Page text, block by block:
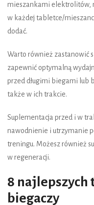
mieszankami elektrolitów,
w każdej tabletce/
dodać.
Warto również zastanowić
zapewnić optymalną
przed długimi biegami lub
także w ich trakcie.
Suplementacja przed i w
nawodnienie i utrzymanie
treningu. Możesz również
w regeneracji.
8 najlepszych
biegaczy